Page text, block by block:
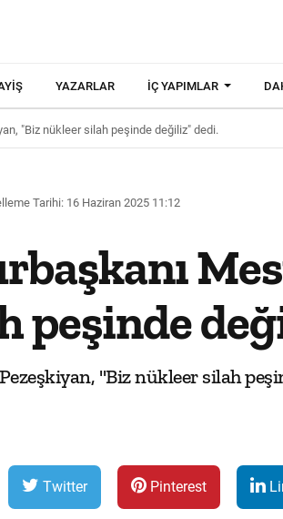
YAZARLAR İÇ YAPIMLAR
"Biz nükleer silah peşinde değiliz" dedi.
Tarihi: 16 Haziran 2025 11:12
peşinde
"Biz nükleer silah
Twitter Pinterest